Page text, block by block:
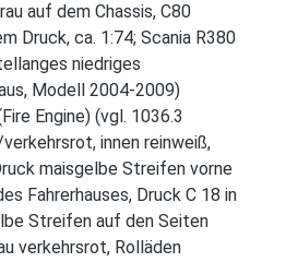
auf dem Chassis, C80
Druck, ca. 1:74; Scania R380
niedriges
Modell 2004-2009)
Engine) (vgl. 1036.3
innen reinweiß,
maisgelbe Streifen vorne
Fahrerhauses, Druck C 18 in
Streifen auf den Seiten
verkehrsrot, Rolläden